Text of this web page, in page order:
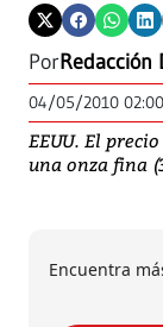
Por
04/05/2010 02:00
EEUU. El
una onza fina
Encuentra